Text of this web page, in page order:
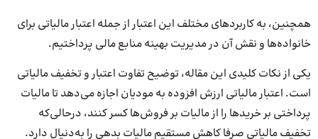
همچنین، به کاربردهای مختلف این اعتبار از جمله اعتبار مالیاتی برای
خانواده‌ها و نقش آن در مدیریت بهینه منابع مالی پرداختیم.
یکی از نکات کلیدی این مقاله، توضیح تفاوت اعتبار و تخفیف مالیاتی
است. اعتبار مالیاتی ارزش افزوده به مودیان اجازه می‌دهد تا مالیات
پرداختی بر خریدها را از مالیات بر فروش‌ها کسر کنند، در‌حالی‌که
تخفیف مالیاتی صرفا کاهش مستقیم مالیات بدهی را به‌دنیال دارد.